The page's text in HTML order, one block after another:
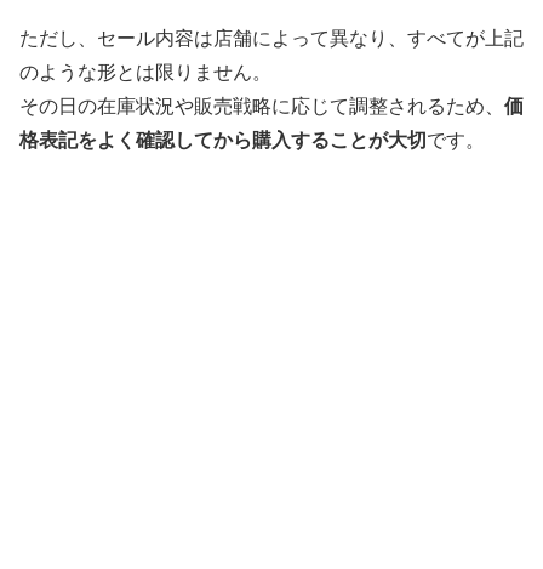
ただし、セール内容は店舗によって異なり、すべてが上記
のような形とは限りません。
その日の在庫状況や販売戦略に応じて調整されるため、 価
格表記をよく確認してから購入することが大切 です。